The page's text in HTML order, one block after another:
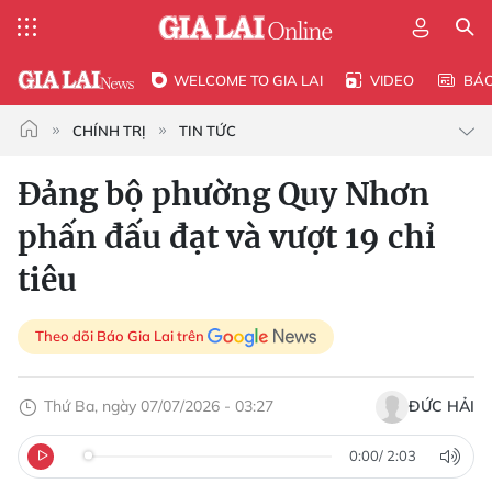
WELCOME TO GIA LAI VIDEO
CHÍNH TRỊ TIN TỨC
Đảng bộ phường Quy Nhơn
phấn đấu đạt và vượt 19 chỉ
tiêu
Theo dõi Báo Gia Lai trên
Thứ Ba, ngày 07/07/2026 - 03:27 ĐỨC HẢI
0:00/ 2:03